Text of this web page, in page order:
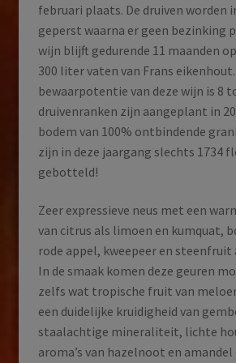
februari plaats. De druiven worden
geperst waarna er geen bezinking
wijn blijft gedurende 11 maanden
300 liter vaten van Frans eikenhout.
bewaarpotentie van deze wijn is 8
druivenranken zijn aangeplant in
bodem van 100% ontbindende
zijn in deze jaargang slechts 1734
gebotteld!
Zeer expressieve neus met een
van citrus als limoen en kumquat,
rode appel, kweepeer en
In de smaak komen deze geuren
zelfs wat tropische fruit van
een duidelijke kruidigheid van
staalachtige mineraliteit, lichte
aroma’s van hazelnoot en